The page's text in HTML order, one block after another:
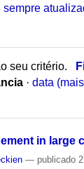
seu critério.
· data
in large
— publicado